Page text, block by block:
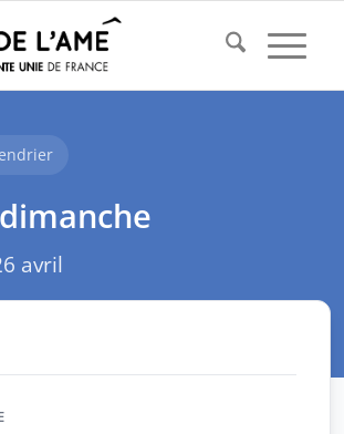
avril